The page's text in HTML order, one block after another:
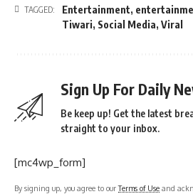
TAGGED: Entertainment,
Tiwari, Social Media, Viral
Sign Up For Daily
Be keep up! Get the latest
straight to your inbox.
[mc4wp_form]
By signing up, you agree to ourTerms of Use and